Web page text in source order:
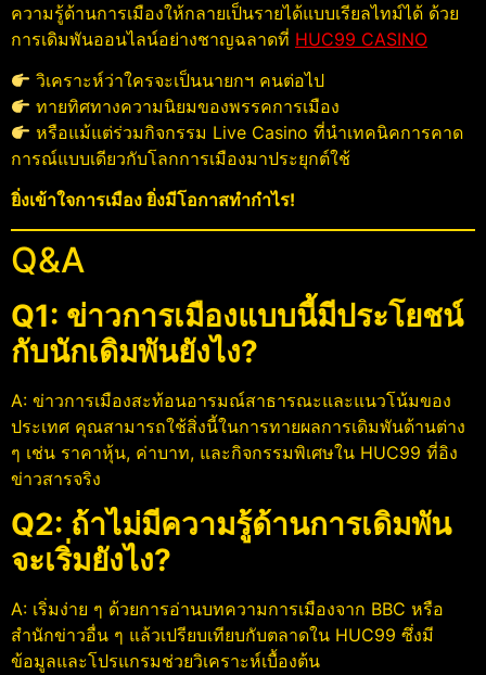
ความรู้ด้านการเมืองให้กลายเป็นรายได้แบบเรียลไทม์ได้ ด้วย
การเดิมพันออนไลน์อย่างชาญฉลาดที่ HUC99 CASINO
วิเคราะห์ว่าใครจะเป็นนายกฯ คนต่อไป
ทายทิศทางความนิยมของพรรคการเมือง
หรือแม้แต่ร่วมกิจกรรม Live Casino ที่นำเทคนิคการคาด
การณ์แบบเดียวกับโลกการเมืองมาประยุกต์ใช้
ยิ่งเข้าใจการเมือง ยิ่งมีโอกาสทำกำไร!
Q&A
Q1: ข่าวการเมืองแบบนี้มีประโยชน์
กับนักเดิมพันยังไง?
A: ข่าวการเมืองสะท้อนอารมณ์สาธารณะและแนวโน้มของ
ประเทศ คุณสามารถใช้สิ่งนี้ในการทายผลการเดิมพันด้านต่าง
ๆ เช่น ราคาหุ้น, ค่าบาท, และกิจกรรมพิเศษใน HUC99 ที่อิง
ข่าวสารจริง
Q2: ถ้าไม่มีความรู้ด้านการเดิมพัน
จะเริ่มยังไง?
A: เริ่มง่าย ๆ ด้วยการอ่านบทความการเมืองจาก BBC หรือ
สำนักข่าวอื่น ๆ แล้วเปรียบเทียบกับตลาดใน HUC99 ซึ่งมี
ข้อมูลและโปรแกรมช่วยวิเคราะห์เบื้องต้น